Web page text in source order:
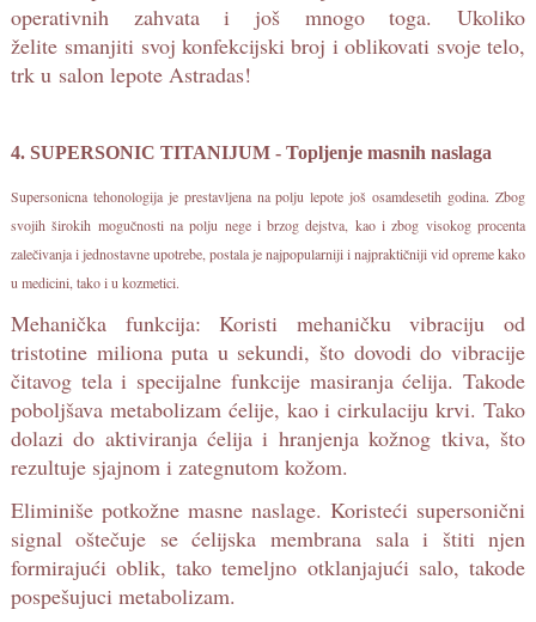
operativnih zahvata i još mnogo toga. Ukoliko
želite smanjiti svoj konfekcijski broj i oblikovati svoje telo,
trk u salon lepote Astradas!
4. SUPERSONIC TITANIJUM - Topljenje masnih naslaga
Supersonicna tehonologija je prestavljena na polju lepote još osamdesetih godina. Zbog
svojih širokih mogučnosti na polju nege i brzog dejstva, kao i zbog visokog procenta
zalečivanja i jednostavne upotrebe, postala je najpopularniji i najpraktičniji vid opreme kako
u medicini, tako i u kozmetici.
Mehanička funkcija: Koristi mehaničku vibraciju od
tristotine miliona puta u sekundi, što dovodi do vibracije
čitavog tela i specijalne funkcije masiranja ćelija. Takode
poboljšava metabolizam ćelije, kao i cirkulaciju krvi. Tako
dolazi do aktiviranja ćelija i hranjenja kožnog tkiva, što
rezultuje sjajnom i zategnutom kožom.
Eliminiše potkožne masne naslage. Koristeći supersonični
signal oštečuje se ćelijska membrana sala i štiti njen
formirajući oblik, tako temeljno otklanjajući salo, takode
pospešujuci metabolizam.